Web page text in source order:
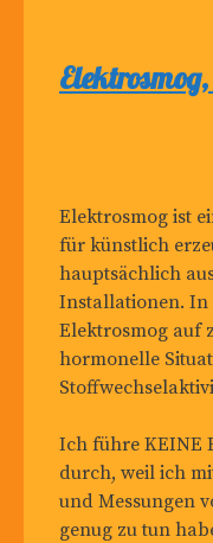
Elektrosmog ist
für künstlich
hauptsächlich
Installationen. In
Elektrosmog auf
hormonelle
Ich führe KEINE
durch, weil ich
und Messungen
genug zu tun